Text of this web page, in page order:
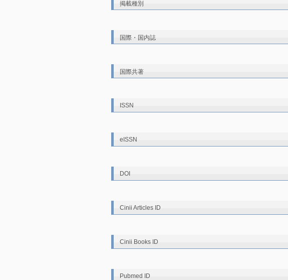
掲載種別
国際・国内誌
国際共著
ISSN
eISSN
DOI
Cinii Articles ID
Cinii Books ID
Pubmed ID